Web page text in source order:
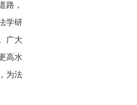
路，
学研
广大
高水
为法